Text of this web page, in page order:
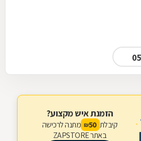
הזמנת איש מקצוע?
קיבלת 50
₪ מתנה לרכישה
באתר ZAPSTORE